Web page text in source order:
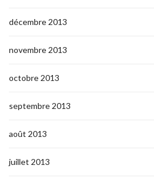
décembre 2013
novembre 2013
octobre 2013
septembre 2013
août 2013
juillet 2013